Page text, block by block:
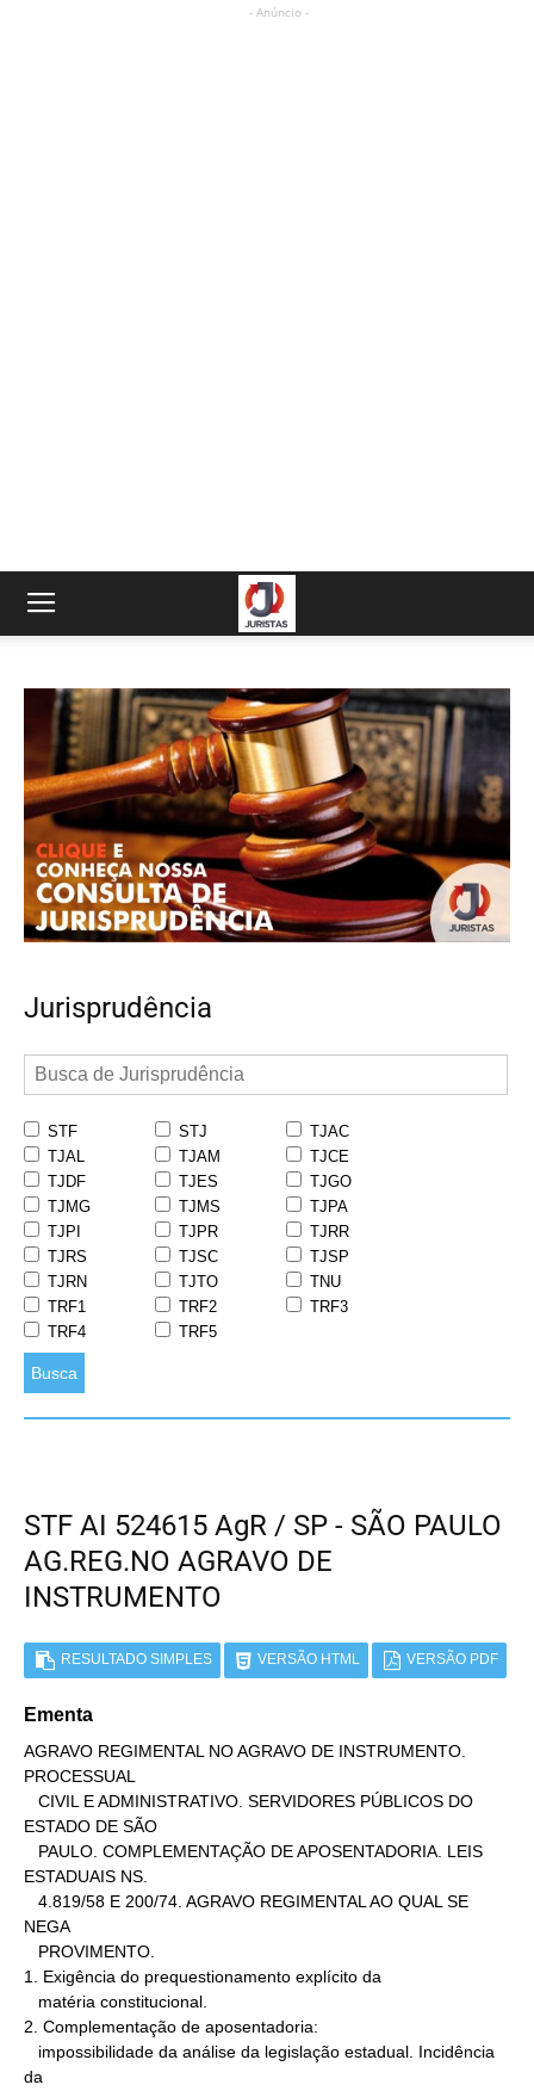
- Anúncio -
Jurisprudência
STF STJ
TJAC
TJAL
TJAM
TJCE
TJDF
TJES
TJGO
TJMG
TJMS
TJPA
TJPI
TJPR
TJRR
TJRS
TJSC
TJSP
TJRN
TJTO
TNU
TRF1
TRF2
TRF3
TRF4
TRF5
Busca
STF AI 524615 AgR / SP - SÃO PAULO
AG.REG.NO AGRAVO DE
INSTRUMENTO
RESULTADO SIMPLES VERSÃO HTML VERSÃO PDF
Ementa
AGRAVO REGIMENTAL NO AGRAVO DE INSTRUMENTO.
PROCESSUAL
ESTADO DE SÃO
ESTADUAIS NS.
NEGA
1. Exigência do prequestionamento explícito da
2. Complementação de aposentadoria:
da